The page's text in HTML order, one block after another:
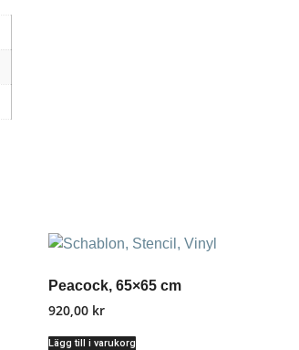
Peacock, 65×65 cm
920,00 kr
Lägg till i varukorg